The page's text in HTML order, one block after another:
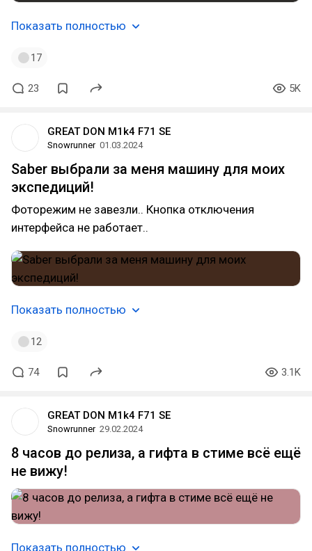
Показать полностью
17
23 5K
GREAT DON M1k4 F71 SE
Snowrunner 01.03.2024
Saber выбрали за меня машину для моих
экспедиций!
Фоторежим не завезли.. Кнопка отключения
интерфейса не работает..
Показать полностью
12
74 3.1K
GREAT DON M1k4 F71 SE
Snowrunner 29.02.2024
8 часов до релиза, а гифта в стиме всё ещё
не вижу!
Показать полностью